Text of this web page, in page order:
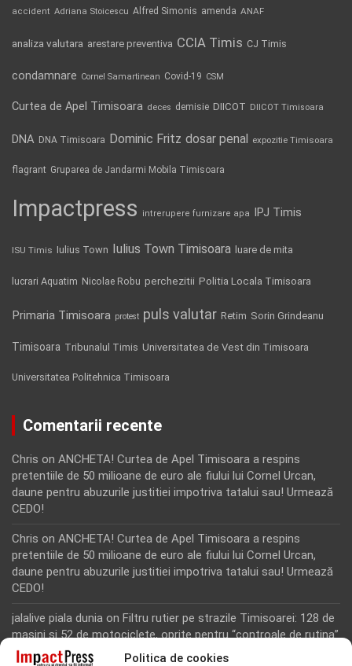
Politica de cookies
accident Adriana Stoicescu Alfred Simonis amenda ANAF
analiza valutara arestare preventiva CCIA Timis CJ Timis
condamnare Cornel Samartinean Covid-19 CSM
Curtea de Apel Timisoara deces demisie DIICOT DIICOT Timisoara
DNA DNA Timisoara Dominic Fritz dosar penal expozitie Timisoara
flagrant Gruparea de Jandarmi Mobila Timisoara
Impactpress intrerupere furnizare apa IPJ Timis
ISU Timis Iulius Town Iulius Town Timisoara luare de mita
lucrari Aquatim Nicolae Robu perchezitii Politia Locala Timisoara
Primaria Timisoara protest puls valutar Retim Sorin Grindeanu
Timisoara Tribunalul Timis Universitatea de Vest din Timisoara
Universitatea Politehnica Timisoara
Comentarii recente
Chris on ANCHETA! Curtea de Apel Timisoara a respins
pretentiile de 50 milioane de euro ale fiului lui Cornel Urcan,
daune pentru abuzurile justitiei impotriva tatalui sau! Urmează
CEDO!
Chris on ANCHETA! Curtea de Apel Timisoara a respins
pretentiile de 50 milioane de euro ale fiului lui Cornel Urcan,
daune pentru abuzurile justitiei impotriva tatalui sau! Urmează
CEDO!
jalalive piala dunia on Filtru rutier pe strazile Timisoarei: 128 de
masini si 52 de motociclete, oprite pentru “controale de rutina”